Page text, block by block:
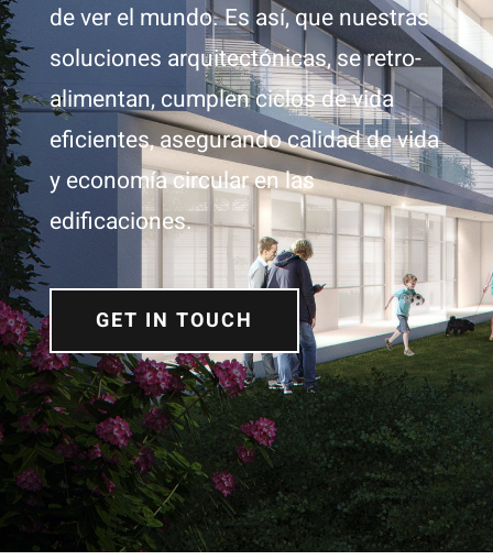
de ver el mundo. Es así, que nuestras
soluciones arquitectónicas, se retro-
alimentan, cumplen ciclos de vida
eficientes, asegurando calidad de vida
y economía circular en las
edificaciones.
GET IN TOUCH